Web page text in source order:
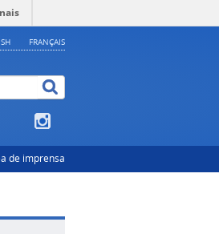
FRANÇAIS
de imprensa